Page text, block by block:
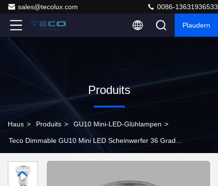
sales@tecolux.com 0086-13631936533
Plaudern
Produits
Haus > Produits > GU10 Mini-LED-Glühlampen >
Teco Dimmable GU10 Mini LED Scheinwerfer 36 Grad